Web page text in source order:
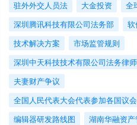
驻外外交人员法
大金投资 全
深圳腾讯科技有限公司法务部
软
技术解决方案
市场监管规则
深圳中天科技技术有限公司法务律
夫妻财产争议
全国人民代表大会代表参加各国议
编辑器研发路线图
湖南华融资